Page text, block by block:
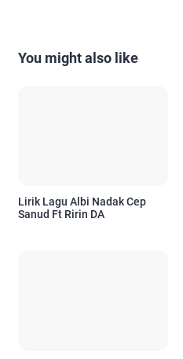
You might also like
Lirik Lagu Albi Nadak Cep
Sanud Ft Ririn DA